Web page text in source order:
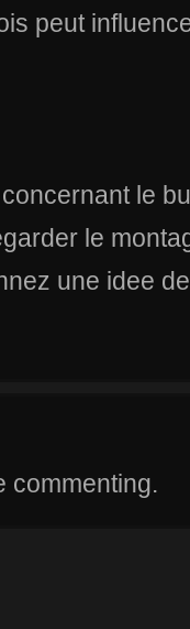
peut
le
le
une idee
commenting.